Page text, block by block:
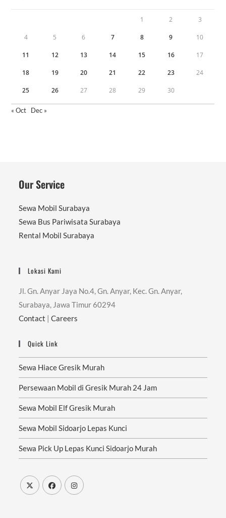
1 2 3
4 5 6 7 8 9 10
11 12 13 14 15 16 17
18 19 20 21 22 23 24
25 26 27 28 29 30
« Oct Dec »
Our Service
Sewa Mobil Surabaya
Sewa Bus Pariwisata Surabaya
Rental Mobil Surabaya
Lokasi Kami
Jl. Gn. Anyar Jaya No.4, Gn. Anyar, Kec. Gn. Anyar,
Surabaya, Jawa Timur 60294
Contact |Careers
Quick Link
Sewa Hiace Gresik Murah
Persewaan Mobil di Gresik Murah 24 Jam
Sewa Mobil Elf Gresik Murah
Sewa Mobil Sidoarjo Lepas Kunci
Sewa Pick Up Lepas Kunci Sidoarjo Murah